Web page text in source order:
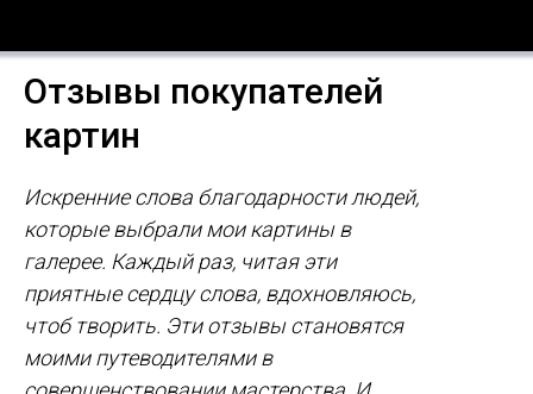
Отзывы покупателей
картин
Искренние слова благодарности людей,
которые выбрали мои картины в
галерее. Каждый раз, читая эти
приятные сердцу слова, вдохновляюсь,
чтоб творить. Эти отзывы становятся
моими путеводителями в